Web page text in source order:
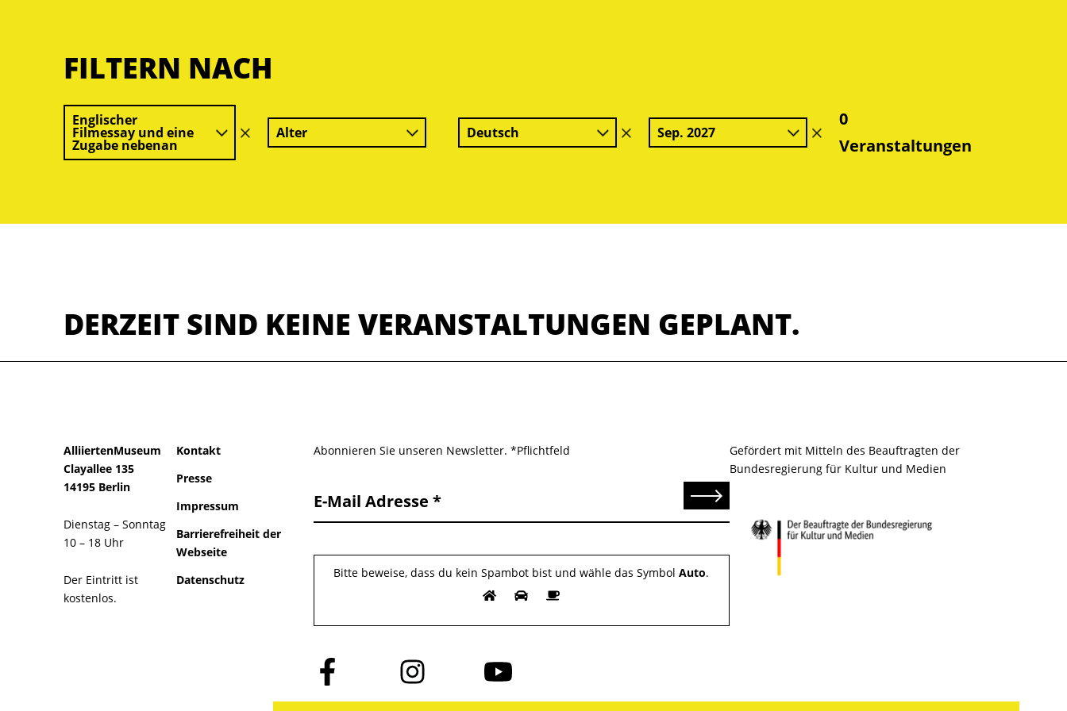
FILTERN NACH
Englischer
Filmessay und eine
Zugabe nebenan
Filter
löschen
Alter Deutsch
Filter
löschen
Sep. 2027
Filter
löschen
0
Veranstaltungen
DERZEIT SIND KEINE VERANSTALTUNGEN GEPLANT.
AlliiertenMuseum
Clayallee 135
14195 Berlin
Dienstag – Sonntag
10 – 18 Uhr
Der Eintritt ist
kostenlos.
Kontakt
Presse
Impressum
Barrierefreiheit der
Webseite
Datenschutz
Abonnieren Sie unseren Newsletter. *Pflichtfeld
E-Mail Adresse Senden
Bitte beweise, dass du kein Spambot bist und wähle das Symbol Auto.
Folge
uns
auf
Folge
uns
auf
Folge
uns
auf
Gefördert mit Mitteln des Beauftragten der
Bundesregierung für Kultur und Medien